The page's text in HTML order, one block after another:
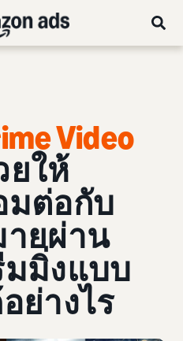
Video
ยให้
มต่อกับ
ายผ่าน
มมิ่งแบบ
ย่างไร